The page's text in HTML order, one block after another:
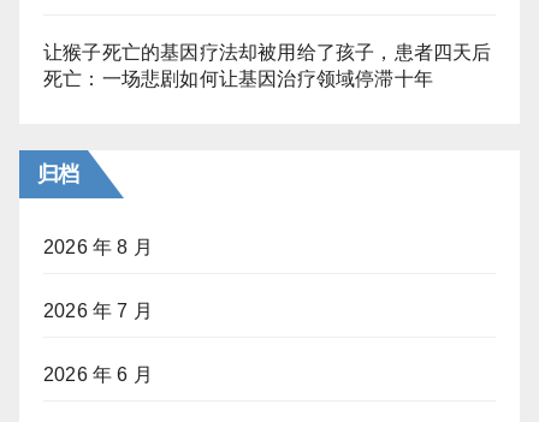
让猴子死亡的基因疗法却被用给了孩子，患者四天后
死亡：一场悲剧如何让基因治疗领域停滞十年
归档
2026 年 8 月
2026 年 7 月
2026 年 6 月